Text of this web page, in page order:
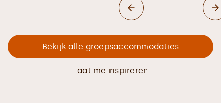
Bekijk alle groepsaccommodaties
Laat me inspireren